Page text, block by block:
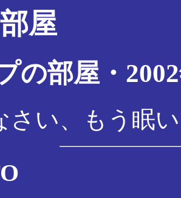
屋
の部屋・
さい、もう眠